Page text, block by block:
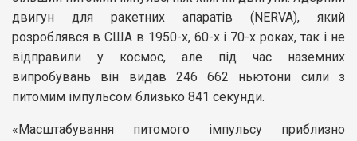
двигун для ракетних апаратів (NERVA), який
розроблявся в США в 1950-х, 60-х і 70-х роках, так і не
відправили у космос, але під час наземних
випробувань він видав 246 662 ньютони сили з
питомим імпульсом близько 841 секунди.
«Масштабування питомого імпульсу приблизно